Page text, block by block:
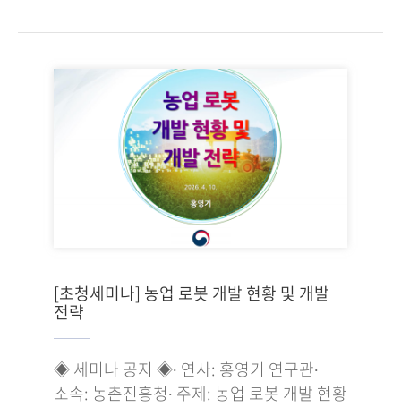
[초청세미나] 농업 로봇 개발 현황 및 개발
전략
◈ 세미나 공지 ◈∙ 연사: 홍영기 연구관∙
소속: 농촌진흥청∙ 주제: 농업 로봇 개발 현황